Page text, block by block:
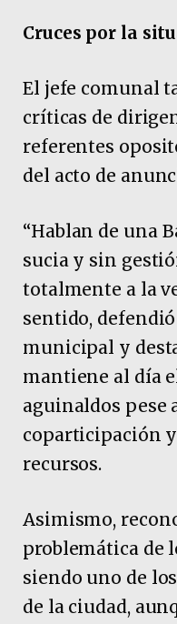
Cruces por la
El jefe comunal
críticas de
referentes
del acto de
“Hablan de una
sucia y sin
totalmente a la
sentido,
municipal y
mantiene al día
aguinaldos pese
coparticipación
recursos.
Asimismo,
problemática de
siendo uno de
de la ciudad,